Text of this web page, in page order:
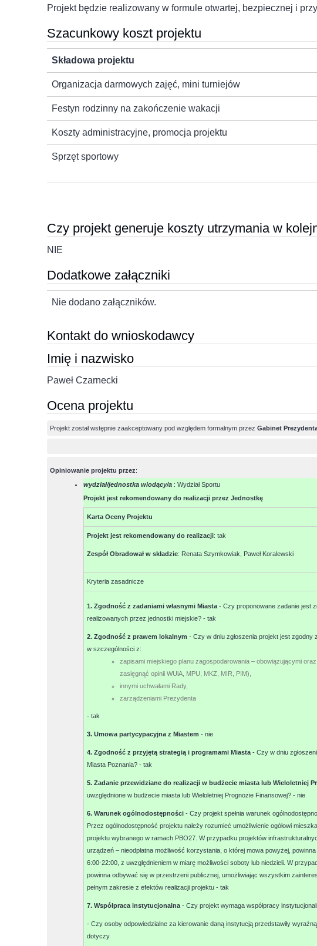
Projekt będzie realizowany w formule otwartej, bezpiecznej i
Szacunkowy koszt projektu
Składowa projektu
Organizacja darmowych zajęć, mini turniejów
Festyn rodzinny na zakończenie wakacji
Koszty administracyjne, promocja projektu
Sprzęt sportowy
Czy projekt generuje koszty utrzymania w
NIE
Dodatkowe załączniki
Nie dodano załączników.
Kontakt do wnioskodawcy
Imię i nazwisko
Paweł Czarnecki
Ocena projektu
Projekt został wstępnie zaakceptowany pod względem formalnym przez Gabinet
Opiniowanie projektu przez:
wydział/jednostka wiodący/a : Wydział Sportu
Projekt jest rekomendowany do realizacji przez Jednostkę
Karta Oceny Projektu
Projekt jest rekomendowany do realizacji:tak
Zespół Obradował w składzie: Renata Szymkowiak, Paweł Koralewski
Kryteria zasadnicze
1. Zgodność z zadaniami własnymi Miasta- Czy proponowane zadanie jest
realizowanych przez jednostki miejskie? -tak
2. Zgodność z prawem lokalnym- Czy w dniu zgłoszenia projekt jest zgodny
w szczególności z:
zapisami miejskiego planu zagospodarowania – obowiązującymi
zasięgnąć opinii WUiA, MPU, MKZ, MIR, PIM),
innymi uchwałami Rady,
zarządzeniami Prezydenta
-tak
3. Umowa partycypacyjna z Miastem-nie
4. Zgodność z przyjętą strategią i programami Miasta- Czy w dniu
Miasta Poznania? -tak
5. Zadanie przewidziane do realizacji w budżecie miasta lub Wieloletniej
uwzględnione w budżecie miasta lub Wieloletniej Prognozie Finansowej? -nie
6. Warunek ogólnodostępności- Czy projekt spełnia warunek
Przez ogólnodostępność projektu należy rozumieć umożliwienie ogółowi
projektu wybranego w ramach PBO27. W przypadku projektów
urządzeń – nieodpłatna możliwość korzystania, o której mowa powyżej,
6:00-22:00, z uwzględnieniem w miarę możliwości soboty lub niedzieli. W
powinna odbywać się w przestrzeni publicznej, umożliwiając wszystkim
pełnym zakresie z efektów realizacji projektu -tak
7. Współpraca instytucjonalna- Czy projekt wymaga współpracy
- Czy osoby odpowiedzialne za kierowanie daną instytucją przedstawiły
dotyczy